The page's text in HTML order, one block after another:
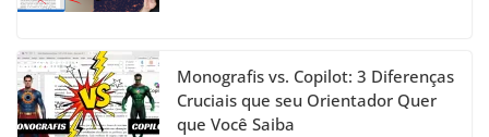
Monografis vs. Copilot: 3 Diferenças
Cruciais que seu Orientador Quer
que Você Saiba